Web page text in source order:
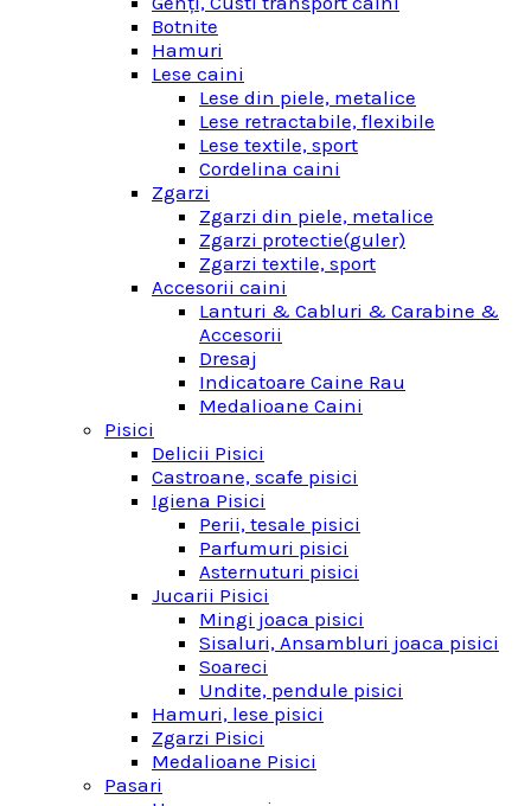
Botnite
Hamuri
Lese caini
Lese din piele, metalice
Lese retractabile, flexibile
Lese textile, sport
Cordelina caini
Zgarzi
Zgarzi din piele, metalice
Zgarzi protectie(guler)
Zgarzi textile, sport
Accesorii caini
Lanturi & Cabluri & Carabine &
Accesorii
Dresaj
Indicatoare Caine Rau
Medalioane Caini
Pisici
Delicii Pisici
Castroane, scafe pisici
Igiena Pisici
Perii, tesale pisici
Parfumuri pisici
Asternuturi pisici
Jucarii Pisici
Mingi joaca pisici
Sisaluri, Ansambluri joaca pisici
Soareci
Undite, pendule pisici
Hamuri, lese pisici
Zgarzi Pisici
Medalioane Pisici
Pasari